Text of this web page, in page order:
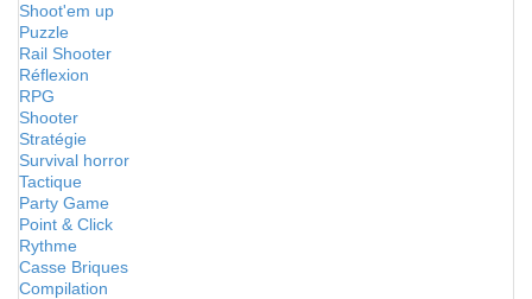
Shoot'em up
Puzzle
Rail Shooter
Réflexion
RPG
Shooter
Stratégie
Survival horror
Tactique
Party Game
Point & Click
Rythme
Casse Briques
Compilation